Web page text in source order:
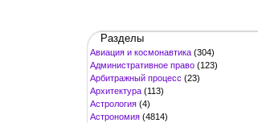
Разделы
Авиация и космонавтика (304)
Административное право (123)
Арбитражный процесс (23)
Архитектура (113)
Астрология (4)
Астрономия (4814)